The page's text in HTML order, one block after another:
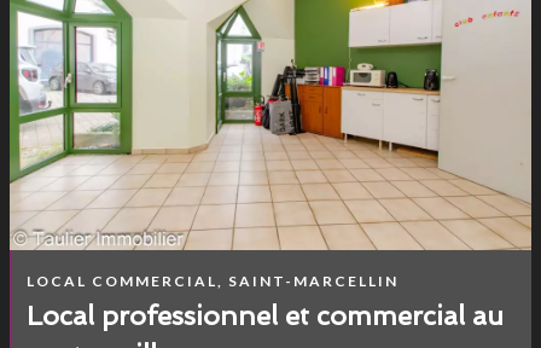
LOCAL COMMERCIAL, SAINT-MARCELLIN
Local professionnel et commercial au